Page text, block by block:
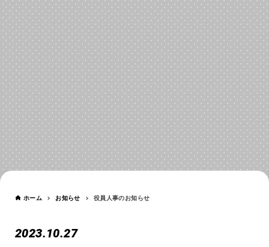
お知らせ
NEWS
ホーム お知らせ 役員人事のお知らせ
2023.10.27